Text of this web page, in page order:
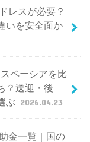
レスが必要？
いを安全面か
ペーシアを比
？送迎・後
ぶ 2026.04.23
金一覧｜国の